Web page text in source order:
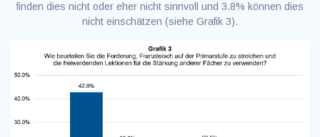
finden dies nicht oder eher nicht sinnvoll und 3.8% können dies
nicht einschätzen (siehe Grafik 3).